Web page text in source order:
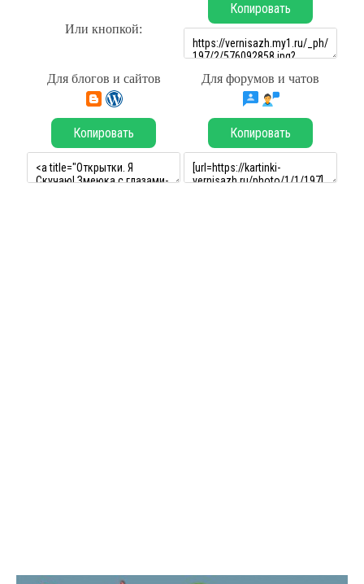
Или кнопкой:
Копировать
Для блогов и сайтов Для форумов и чатов
Копировать Копировать